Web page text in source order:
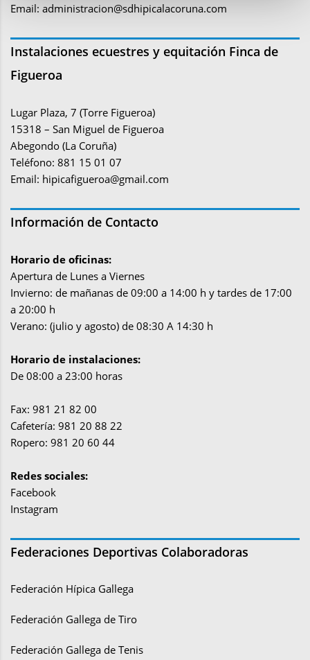
Email: administracion@sdhipicalacoruna.com
Instalaciones ecuestres y equitación Finca de
Figueroa
Lugar Plaza, 7 (Torre Figueroa)
15318 – San Miguel de Figueroa
Abegondo (La Coruña)
Teléfono: 881 15 01 07
Email: hipicafigueroa@gmail.com
Información de Contacto
Horario de oficinas:
Apertura de Lunes a Viernes
Invierno: de mañanas de 09:00 a 14:00 h y tardes de 17:00
a 20:00 h
Verano: (julio y agosto) de 08:30 A 14:30 h
Horario de instalaciones:
De 08:00 a 23:00 horas
Fax: 981 21 82 00
Cafetería: 981 20 88 22
Ropero: 981 20 60 44
Redes sociales:
Facebook
Instagram
Federaciones Deportivas Colaboradoras
Federación Hípica Gallega
Federación Gallega de Tiro
Federación Gallega de Tenis